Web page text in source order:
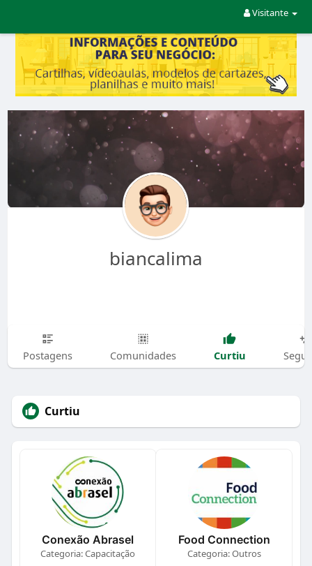
Visitante
biancalima
Postagens Comunidades Curtiu
Curtiu
Conexão Abrasel
Categoria: Capacitação
Food Connection
Categoria: Outros